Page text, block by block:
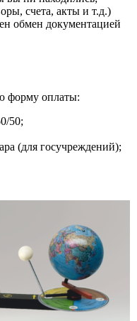
счета, акты и т.д.)
обмен документацией
форму оплаты:
50;
(для госучреждений);